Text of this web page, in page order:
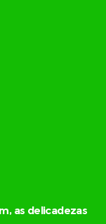
as delicadezas